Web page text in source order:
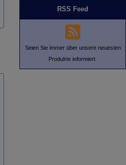
154,00 €RSS Feed
Seien Sie immer über unsere neuesten
Produkte informiert.